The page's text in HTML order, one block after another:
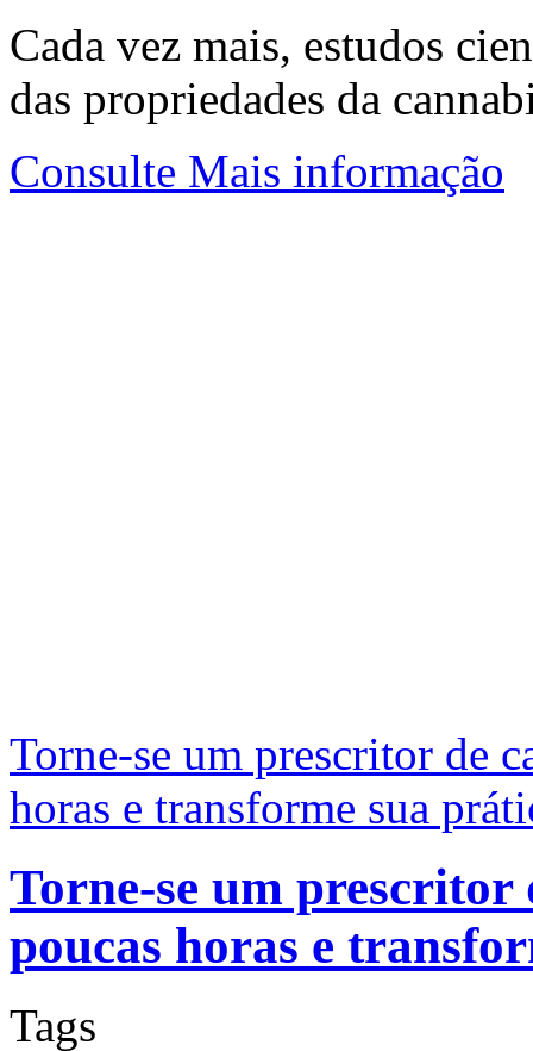
Cada vez mais, estudos
das propriedades da
Consulte Mais informação
Torne-se um prescritor de
horas e transforme sua
Torne-se um prescritor
poucas horas e
Tags